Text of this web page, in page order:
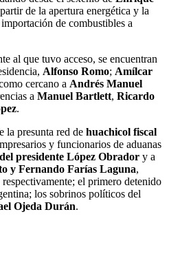
de la apertura energética y la
de combustibles a
al que tuvo acceso, se encuentran
Alfonso Romo; Amílcar
cercano a Andrés Manuel
a Manuel Bartlett, Ricardo
.
la presunta red de huachicol fiscal
y funcionarios de aduanas
presidente López Obrador y a
y Fernando Farías Laguna,
el primero detenido
los sobrinos políticos del
Ojeda Durán.